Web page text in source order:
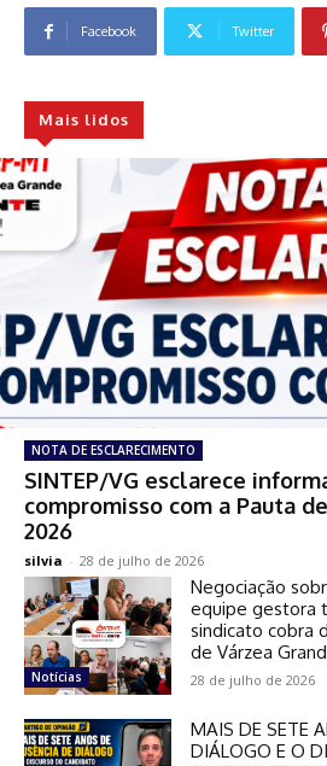
Facebook Twitter
Mais lidos
NOTA DE ESCLARECIMENTO
SINTEP/VG esclarece
compromisso com a Pauta
2026
silvia - 28 de julho de 2026
Notícias
Negociação
equipe gestora
sindicato cobra
de Várzea
28 de julho de 2026
MAIS DE SETE
DIÁLOGO E O